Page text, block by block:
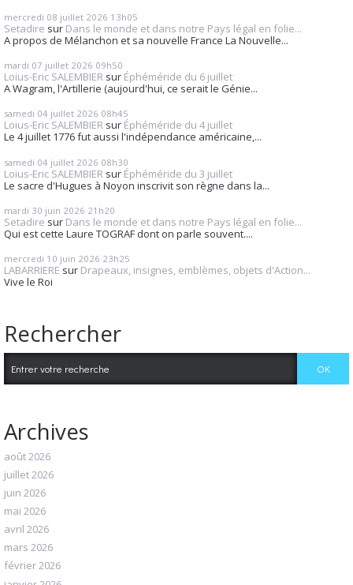
mercredi 08 juillet 2026 13h05
Setadire sur Dans le monde et dans notre Pays légal en folie...
A propos de Mélanchon et sa nouvelle France La Nouvelle...
mardi 07 juillet 2026 09h50
Loius-Eric SALEMBIER sur Éphéméride du 6 juillet
A Wagram, l'Artillerie (aujourd'hui, ce serait le Génie...
samedi 04 juillet 2026 08h45
Loius-Eric SALEMBIER sur Éphéméride du 4 juillet
Le 4 juillet 1776 fut aussi l'indépendance américaine,...
samedi 04 juillet 2026 08h30
Loius-Eric SALEMBIER sur Éphéméride du 3 juillet
Le sacre d'Hugues à Noyon inscrivit son règne dans la...
mardi 30 juin 2026 21h20
Setadire sur Dans le monde et dans notre Pays légal en folie...
Qui est cette Laure TOGRAF dont on parle souvent....
mercredi 10 juin 2026 23h25
LABARRIERE sur Drapeaux, insignes, emblèmes, objets d'Action...
Vive le Roi
Rechercher
Archives
août 2026
juillet 2026
juin 2026
mai 2026
avril 2026
mars 2026
février 2026